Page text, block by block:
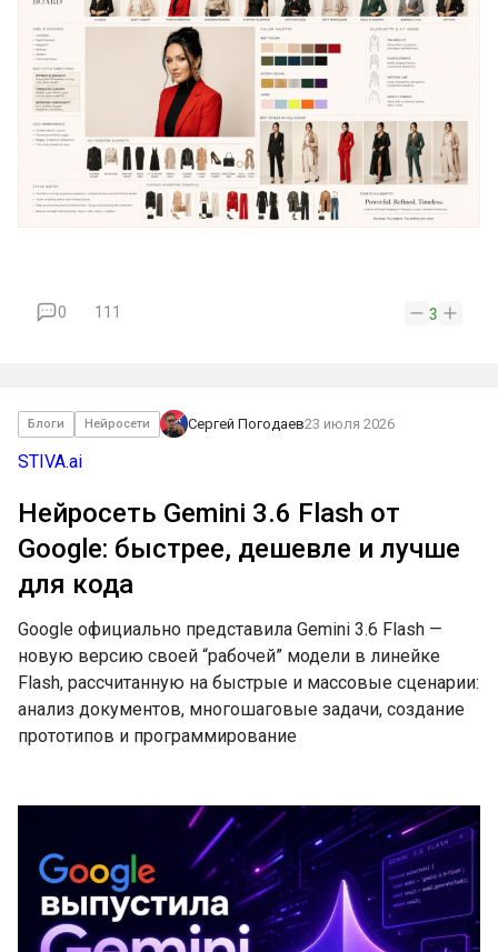
0 111 3
Блоги Нейросети Сергей Погодаев23 июля 2026
STIVA.ai
Нейросеть Gemini 3.6 Flash от
Google: быстрее, дешевле и лучше
для кода
Google официально представила Gemini 3.6 Flash —
новую версию своей “рабочей” модели в линейке
Flash, рассчитанную на быстрые и массовые сценарии:
анализ документов, многошаговые задачи, создание
прототипов и программирование